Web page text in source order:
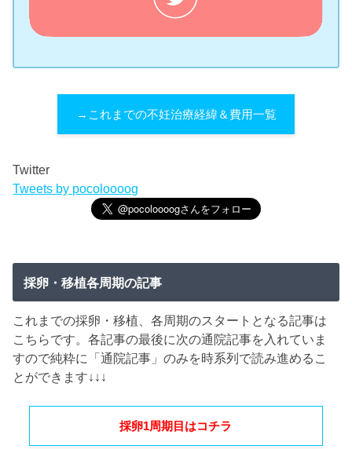
→これまでの不妊治療経緯＆費用一覧
Twitter
Tweets by pocoloooog
採卵・移植各周期の記事
これまでの採卵・移植、各周期のスタートとなる記事は
こちらです。各記事の最後に次の通院記事を入れていま
すので純粋に「通院記事」のみを時系列で読み進めるこ
とができます↓↓↓
採卵1周期目はコチラ